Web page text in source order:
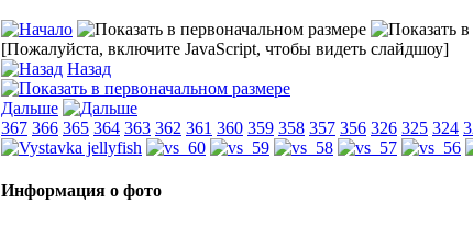
[Пожалуйста, включите JavaScript, чтобы видеть слайдшоу]
Назад
Дальше
367 366 365 364 363 362 361 360 359 358 357 356 326 325 324
Информация о фото